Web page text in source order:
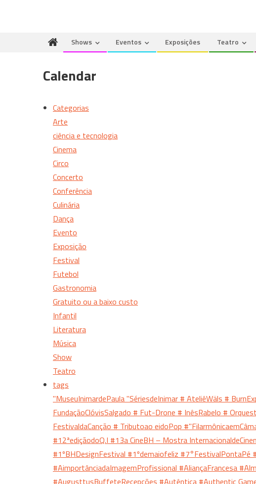
Shows Eventos Exposições Teatro
Calendar
Categorias
Arte
ciência e tecnologia
Cinema
Circo
Concerto
Conferência
Culinária
Dança
Evento
Exposição
Festival
Futebol
Gastronomia
Gratuito ou a baixo custo
Infantil
Literatura
Música
Show
Teatro
tags
"MuseuInimardePaula"SériesdeInimar # AteliêWäls #
FundaçãoClóvisSalgado # Fut-Drone # InêsRabelo #
FestivaldaCanção # Tributoao eidoPop
#12ªediçãodoQ.I #13a CineBH – Mostra
#1ºBHDesignFestival #1ºdemaiofeliz #7°FestivalPontaPé
#AimportânciadaImagemProfissional #AliançaFrancesa
#AugusttusBuffeteRecepções #Autêntica #Authentic